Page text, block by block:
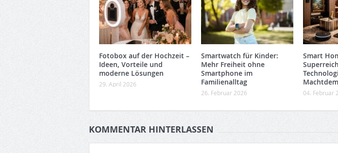
Fotobox auf der Hochzeit –
Ideen, Vorteile und
moderne Lösungen
29. April 2026
Smartwatch für Kinder:
Mehr Freiheit ohne
Smartphone im
Familienalltag
26. Februar 2026
Smart
04. Februar
KOMMENTAR HINTERLASSEN